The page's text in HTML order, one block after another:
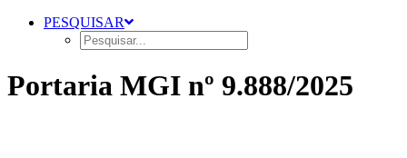
PESQUISAR
Portaria MGI nº 9.888/2025